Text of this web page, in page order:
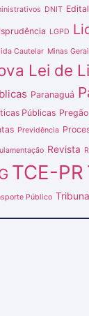
DNIT Edital
LGPD
Cautelar Minas
Lei de
Paranaguá
Públicas
Previdência
Revista
TCE-PR
Público